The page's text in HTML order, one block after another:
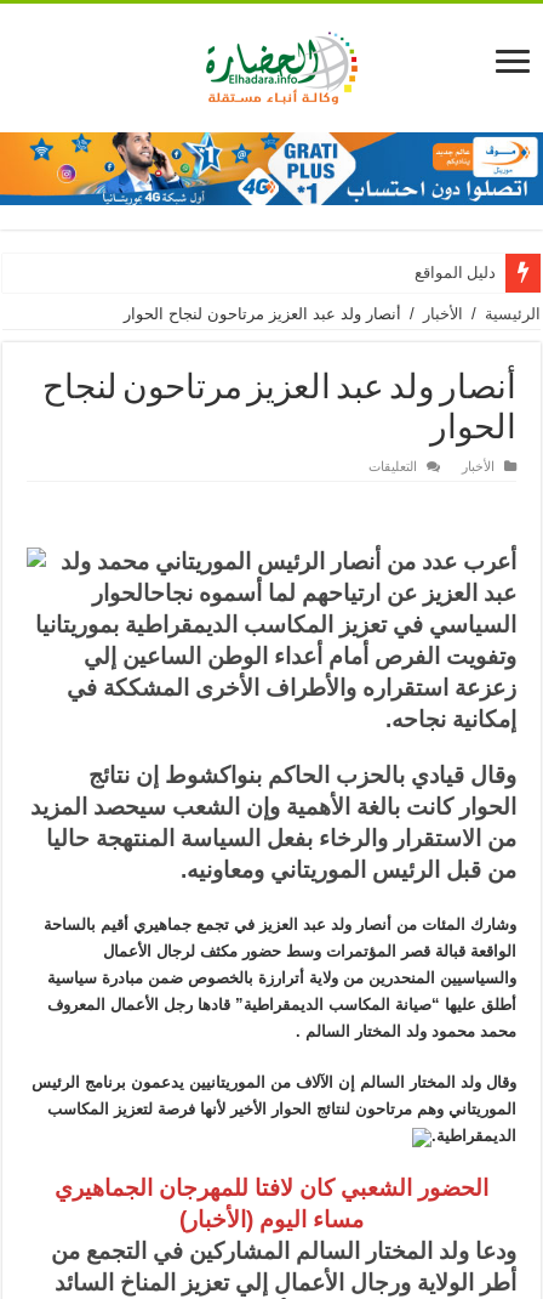
دليل المواقع
الرئيسية / الأخبار / أنصار ولد عبد العزيز مرتاحون لنجاح الحوار
أنصار ولد عبد العزيز مرتاحون لنجاح
الحوار
الأخبار التعليقات
لنجاح
الحوار
مغلقة
أعرب عدد من أنصار الرئيس الموريتاني محمد ولد
عبد العزيز عن ارتياحهم لما أسموه نجاحالحوار
السياسي في تعزيز المكاسب الديمقراطية بموريتانيا
وتفويت الفرص أمام أعداء الوطن الساعين إلي
زعزعة استقراره والأطراف الأخرى المشككة في
إمكانية نجاحه.
وقال قيادي بالحزب الحاكم بنواكشوط إن نتائج
الحوار كانت بالغة الأهمية وإن الشعب سيحصد المزيد
من الاستقرار والرخاء بفعل السياسة المنتهجة حاليا
من قبل الرئيس الموريتاني ومعاونيه.
وشارك المئات من أنصار ولد عبد العزيز في تجمع جماهيري أقيم بالساحة
الواقعة قبالة قصر المؤتمرات وسط حضور مكثف لرجال الأعمال
والسياسيين المنحدرين من ولاية أترارزة بالخصوص ضمن مبادرة سياسية
أطلق عليها “صيانة المكاسب الديمقراطية” قادها رجل الأعمال المعروف
محمد محمود ولد المختار السالم .
وقال ولد المختار السالم إن الآلاف من الموريتانيين يدعمون برنامج الرئيس
الموريتاني وهم مرتاحون لنتائج الحوار الأخير لأنها فرصة لتعزيز المكاسب
الديمقراطية.
الحضور الشعبي كان لافتا للمهرجان الجماهيري
مساء اليوم (الأخبار )
ودعا ولد المختار السالم المشاركين في التجمع من
أطر الولاية ورجال الأعمال إلي تعزيز المناخ السائد